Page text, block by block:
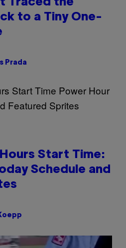
Traced the
to a Tiny One-
Prada
Start Time:
Schedule and